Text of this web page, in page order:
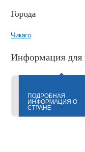
Города
Чикаго
Информация для
ПОДРОБНАЯ
ИНФОРМАЦИЯ О
СТРАНЕ